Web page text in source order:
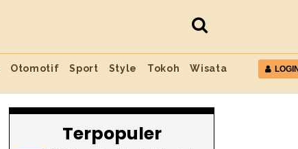
Otomotif Sport Style Tokoh Wisata
Terpopuler